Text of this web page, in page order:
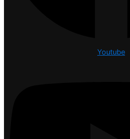
Youtube